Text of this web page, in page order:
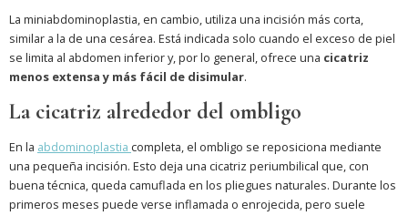
La miniabdominoplastia, en cambio, utiliza una incisión más corta,
similar a la de una cesárea. Está indicada solo cuando el exceso de piel
se limita al abdomen inferior y, por lo general, ofrece una cicatriz
menos extensa y más fácil de disimular.
La cicatriz alrededor del ombligo
En la abdominoplastia completa, el ombligo se reposiciona mediante
una pequeña incisión. Esto deja una cicatriz periumbilical que, con
buena técnica, queda camuflada en los pliegues naturales. Durante los
primeros meses puede verse inflamada o enrojecida, pero suele